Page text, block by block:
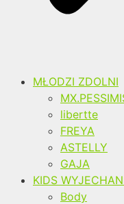
MŁODZI ZDOLNI
libertte
FREYA
ASTELLY
GAJA
KIDS
Body